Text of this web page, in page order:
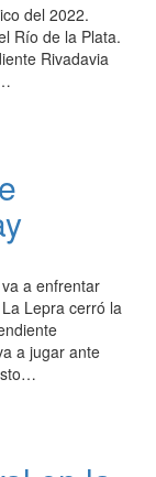
del 2022.
Río de la Plata.
Rivadavia
a enfrentar
Lepra cerró la
a jugar ante